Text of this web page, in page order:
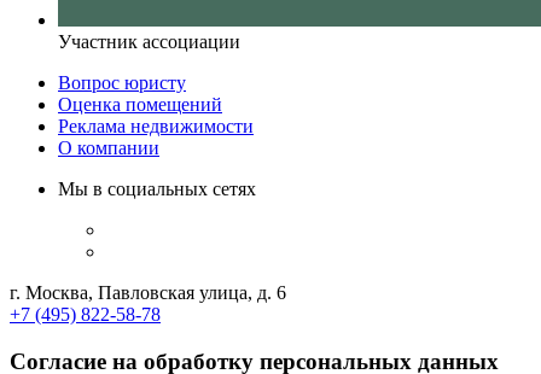
Участник ассоциации
Вопрос юристу
Оценка помещений
Реклама недвижимости
О компании
Мы в социальных сетях
г. Москва, Павловская улица, д. 6
+7 (495) 822-58-78
Согласие на обработку персональных данных